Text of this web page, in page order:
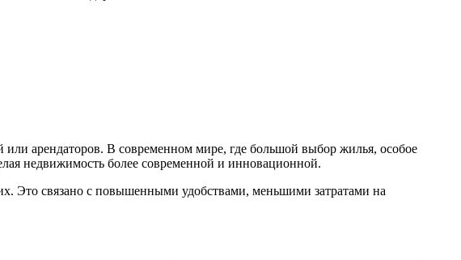
арендаторов. В современном мире, где большой выбор жилья, особое
недвижимость более современной и инновационной.
Это связано с повышенными удобствами, меньшими затратами на